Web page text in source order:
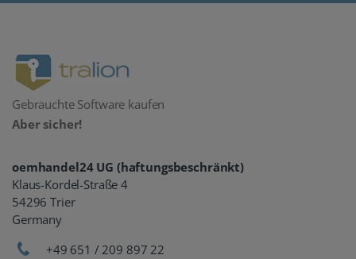
Gebrauchte Software kaufen
Aber sicher!
oemhandel24 UG (haftungsbeschränkt)
Klaus-Kordel-Straße 4
54296 Trier
Germany
+49 651 / 209 897 22